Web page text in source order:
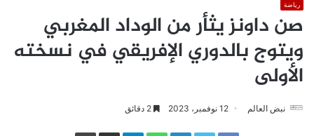
رياضة
صن داونز يثأر من الوداد المغربي
ويتوج بالدوري الإفريقي في نسخته
الأولى
نبض العالم 12 نوفمبر، 2023